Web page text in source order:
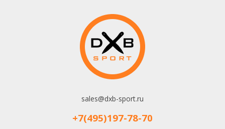
sales@dxb-sport.ru
+7(495)197-78-70